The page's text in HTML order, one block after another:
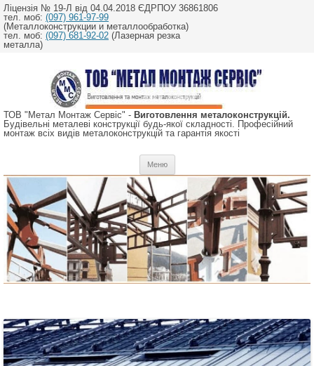
Ліцензія № 19-Л від 04.04.2018 ЄДРПОУ 36861806
тел. моб: (097) 961-97-99
(Металлоконструкции и металлообработка)
тел. моб: (097) 681-92-02 (Лазерная резка
металла)
ТОВ "Метал Монтаж Сервіс" - Виготовлення металоконструкцій.
Будівельні металеві конструкції будь-якої складності. Професійний
монтаж всіх видів металоконструкцій та гарантія якості
Меню
вмісту